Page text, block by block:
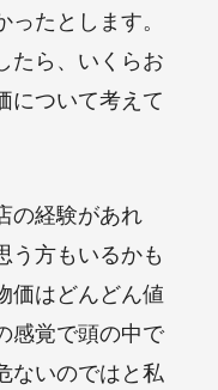
たとします。
たら、いくらお
について考えて
の経験があれ
う方もいるかも
価はどんどん値
感覚で頭の中で
ないのではと私